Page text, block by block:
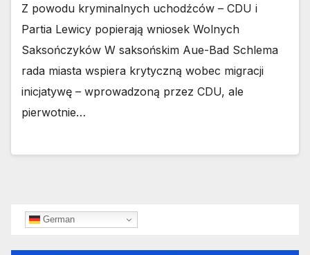
Z powodu kryminalnych uchodźców – CDU i
Partia Lewicy popierają wniosek Wolnych
Saksończyków W saksońskim Aue-Bad Schlema
rada miasta wspiera krytyczną wobec migracji
inicjatywę – wprowadzoną przez CDU, ale
pierwotnie…
German